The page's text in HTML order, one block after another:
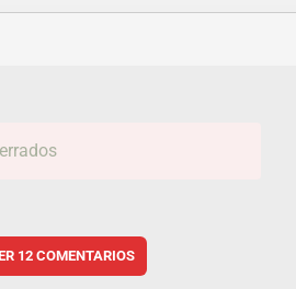
12 COMENTARIOS